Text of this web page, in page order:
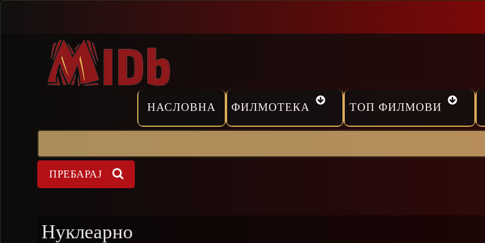
Прескокни
НАСЛОВНА ФИЛМОТЕКА ТОП ФИЛМОВИ
Нуклеарно